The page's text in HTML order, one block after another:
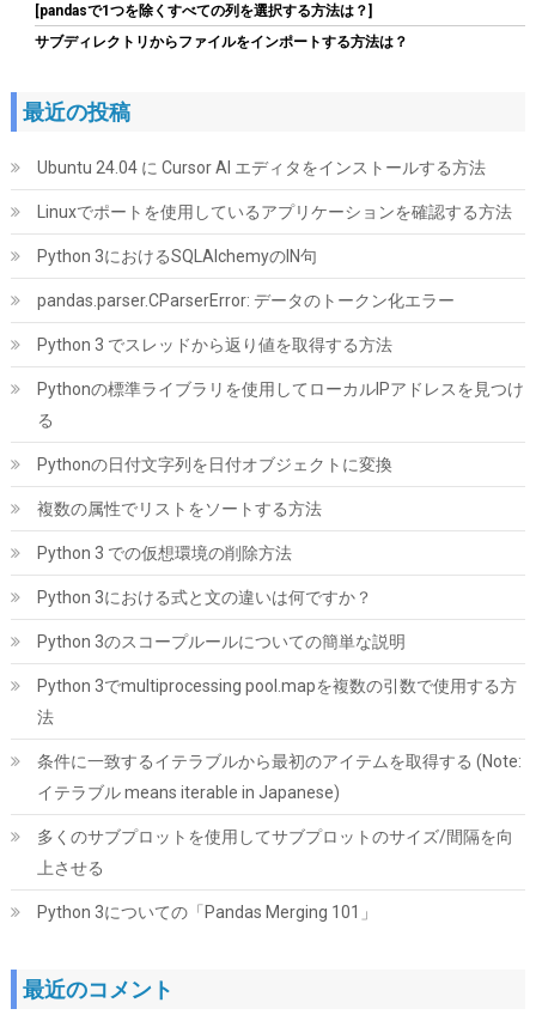
(54474) GBP 72.78 (2026-08-09 04:05 GMT +09:00 時点 -
ちら)
M.2 2280mm SSD両面ヒートシンク、PC / PS5用サーマルシリコ
ンパッド付きM.2 PCIE NVMe SSD (銀色)
(5441953) GBP 4.81 (2026-08-09 04:05 GMT +09:00 時点 -詳細は
こちら)
ASUS NVIDIA GeForce RTX 5070Ti ビデオカード 16GB GDDR7
こちら
KingSpec SSD 1TB SATAIII 6Gb/s 2.5インチ内蔵SSD 最大読込
[pandasで1つを除くすべての列を選択する方法は？]
サブディレクトリからファイルをインポートする方法は？
最近の投稿
Ubuntu 24.04 に Cursor AI エディタをインストールする方法
Linuxでポートを使用しているアプリケーションを確認する方法
Python 3におけるSQLAlchemyのIN句
pandas.parser.CParserError: データのトークン化エラー
Python 3 でスレッドから返り値を取得する方法
Pythonの標準ライブラリを使用してローカルIPアドレスを見つけ
る
Pythonの日付文字列を日付オブジェクトに変換
複数の属性でリストをソートする方法
Python 3 での仮想環境の削除方法
Python 3における式と文の違いは何ですか？
Python 3のスコープルールについての簡単な説明
Python 3でmultiprocessing pool.mapを複数の引数で使用する方
法
条件に一致するイテラブルから最初のアイテムを取得する (Note:
イテラブル means iterable in Japanese)
多くのサブプロットを使用してサブプロットのサイズ/間隔を向
上させる
Python 3についての「Pandas Merging 101」
最近のコメント